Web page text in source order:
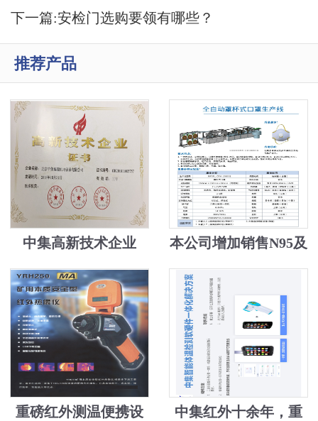
的？
下一篇:安检门选购要领有哪些？
推荐产品
中集高新技术企业
本公司增加销售N95及
医用口罩机，安检机
送口罩
重磅红外测温便携设
中集红外十余年，重